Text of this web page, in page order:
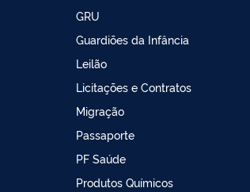
GRU
Guardiões da Infância
Leilão
Licitações e Contratos
Migração
Passaporte
PF Saúde
Produtos Químicos